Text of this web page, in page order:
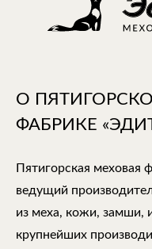
О
ФАБРИКЕ
Пятигорская меховая
ведущий
из меха, кожи, замши,
крупнейших